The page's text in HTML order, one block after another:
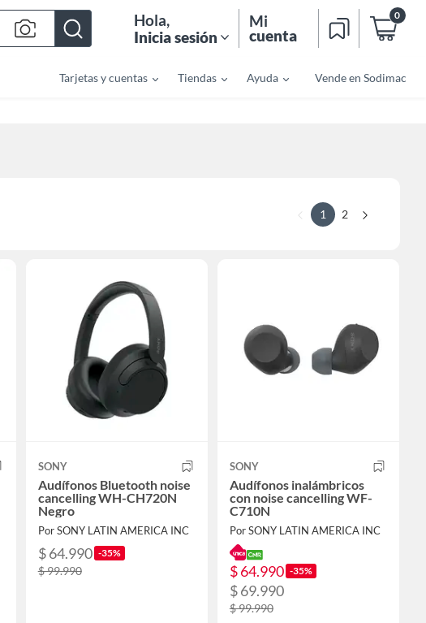
Hola,
Inicia sesión
Mi
cuenta
0
Tarjetas y cuentas Tiendas Ayuda Vende en Sodimac
1 2
SONY
Audífonos Bluetooth noise
cancelling WH-CH720N
Negro
Por SONY LATIN AMERICA INC
$ 64.990 -35%
$ 99.990
SONY
Audífonos inalámbricos
con noise cancelling WF-
C710N
Por SONY LATIN AMERICA INC
$ 64.990 -35%
$ 69.990
$ 99.990